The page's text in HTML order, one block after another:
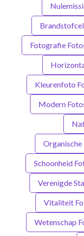
Fotografie
Kleurenfoto
Modern
Schoonheid
Verenigde
Vitaliteit
Wetenschap